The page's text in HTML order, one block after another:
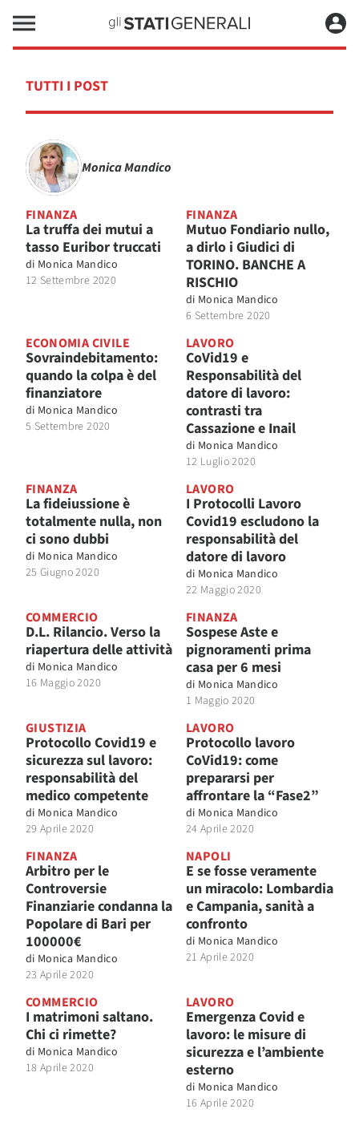
TUTTI I POST
Monica Mandico
FINANZA
La truffa dei mutui a
tasso Euribor truccati
di Monica Mandico
12 Settembre 2020
FINANZA
Mutuo Fondiario nullo,
a dirlo i Giudici di
TORINO. BANCHE A
RISCHIO
di Monica Mandico
6 Settembre 2020
ECONOMIA CIVILE
Sovraindebitamento:
quando la colpa è del
finanziatore
di Monica Mandico
5 Settembre 2020
LAVORO
CoVid19 e
Responsabilità del
datore di lavoro:
contrasti tra
Cassazione e Inail
di Monica Mandico
12 Luglio 2020
FINANZA
La fideiussione è
totalmente nulla, non
ci sono dubbi
di Monica Mandico
25 Giugno 2020
LAVORO
I Protocolli Lavoro
Covid19 escludono la
responsabilità del
datore di lavoro
di Monica Mandico
22 Maggio 2020
COMMERCIO
D.L. Rilancio. Verso la
riapertura delle attività
di Monica Mandico
16 Maggio 2020
FINANZA
Sospese Aste e
pignoramenti prima
casa per 6 mesi
di Monica Mandico
1 Maggio 2020
GIUSTIZIA
Protocollo Covid19 e
sicurezza sul lavoro:
responsabilità del
medico competente
di Monica Mandico
29 Aprile 2020
LAVORO
Protocollo lavoro
CoVid19: come
prepararsi per
affrontare la “Fase2”
di Monica Mandico
24 Aprile 2020
FINANZA
Arbitro per le
Controversie
Finanziarie condanna la
Popolare di Bari per
100000€
di Monica Mandico
23 Aprile 2020
NAPOLI
E se fosse veramente
un miracolo: Lombardia
e Campania, sanità a
confronto
di Monica Mandico
21 Aprile 2020
COMMERCIO
I matrimoni saltano.
Chi ci rimette?
di Monica Mandico
18 Aprile 2020
LAVORO
Emergenza Covid e
lavoro: le misure di
sicurezza e l’ambiente
esterno
di Monica Mandico
16 Aprile 2020